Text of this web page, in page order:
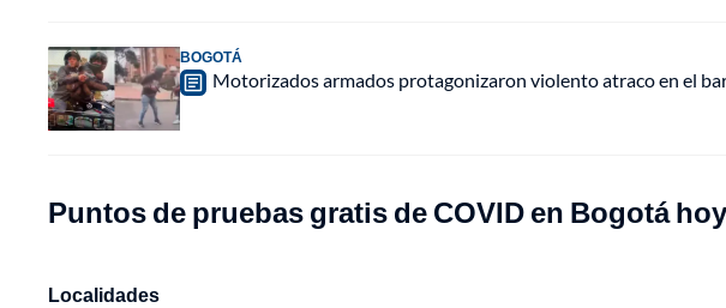
BOGOTÁ
Motorizados armados protagonizaron violento atraco en el
Puntos de pruebas gratis de COVID en Bogotá hoy
Localidades